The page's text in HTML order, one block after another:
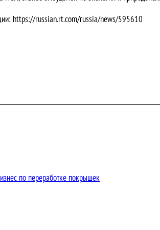
https://russian.rt.com/russia/news/595610
по переработке покрышек